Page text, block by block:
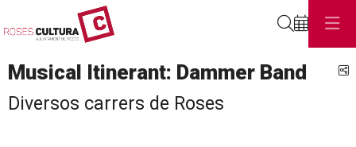
Musical Itinerant: Dammer Band
Diversos carrers de Roses